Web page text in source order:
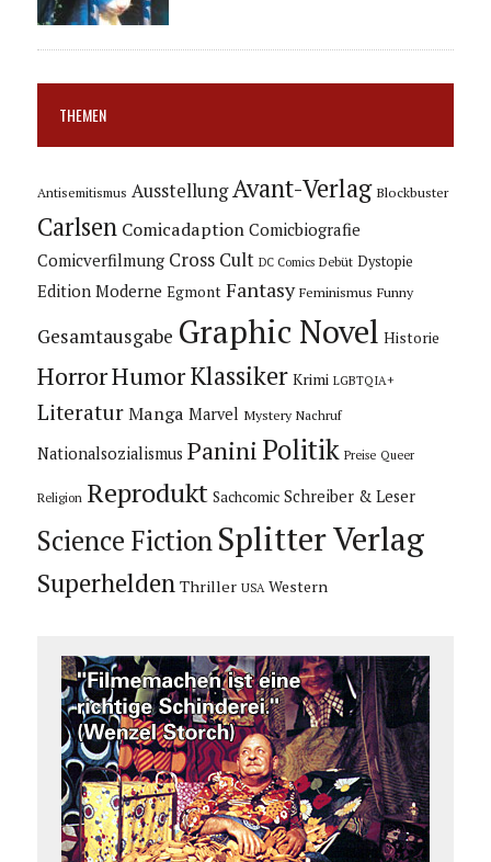
THEMEN
Antisemitismus Ausstellung Avant-Verlag Blockbuster
Carlsen Comicadaption Comicbiografie
Comicverfilmung Cross Cult DC Comics Debüt Dystopie
Edition Moderne Egmont Fantasy Feminismus Funny
Gesamtausgabe Graphic Novel Historie
HorrorHumorKlassiker Krimi LGBTQIA+
Literatur Manga Marvel Mystery Nachruf
Nationalsozialismus Panini Politik Preise Queer
Religion Reprodukt Sachcomic Schreiber & Leser
Science Fiction Splitter Verlag
Superhelden Thriller USA Western